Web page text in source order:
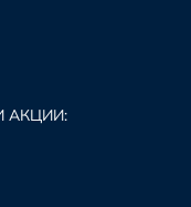
АКЦИИ: